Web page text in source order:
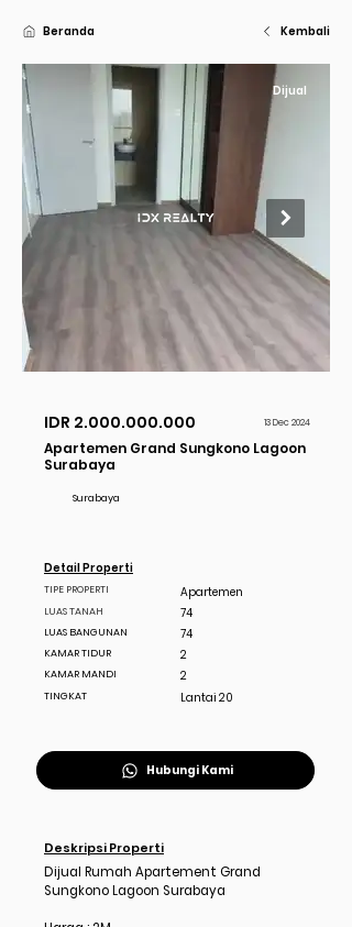
Beranda Kembali
Dijual
IDR 2.000.000.000 13 Dec 2024
Apartemen Grand Sungkono Lagoon
Surabaya
Surabaya
Detail Properti
TIPE PROPERTI
LUAS TANAH
LUAS BANGUNAN
KAMAR TIDUR
KAMAR MANDI
TINGKAT
Apartemen
74
74
2
2
Lantai 20
Hubungi Kami
Deskripsi Properti
Dijual Rumah Apartement Grand
Sungkono Lagoon Surabaya